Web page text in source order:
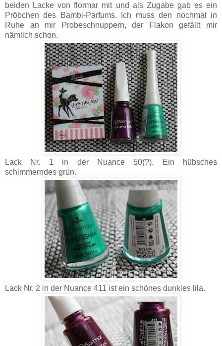
beiden Lacke von flormar mit und als Zugabe gab es ein
Pröbchen des Bambi-Parfums. Ich muss den nochmal in
Ruhe an mir Probeschnuppern, der Flakon gefällt mir
nämlich schon.
Lack Nr. 1 in der Nuance 50(?). Ein hübsches
schimmerndes grün.
Lack Nr. 2 in der Nuance 411 ist ein schönes dunkles lila.